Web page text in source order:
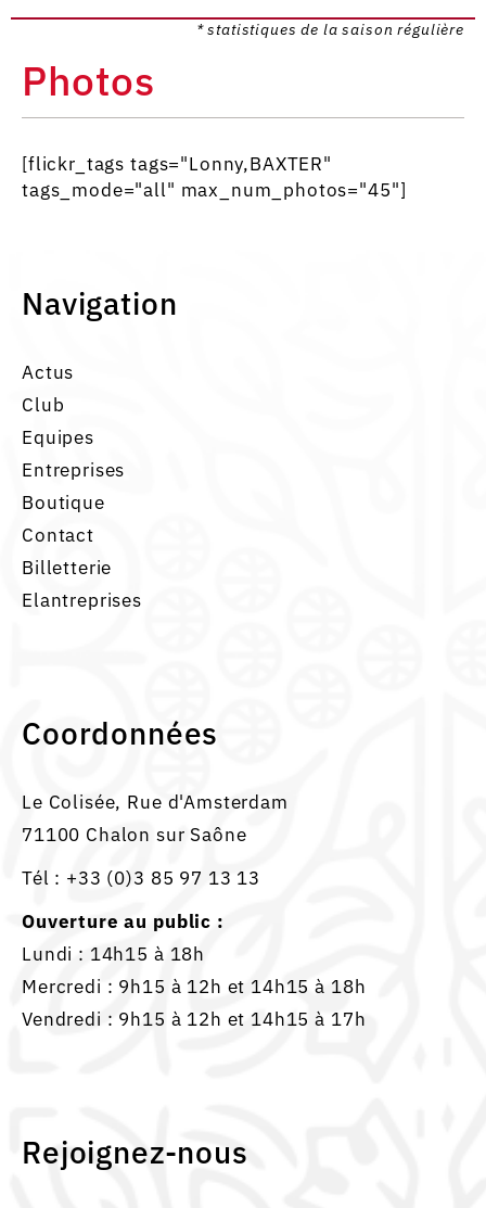
* statistiques de la saison régulière
Photos
[flickr_tags tags="Lonny,BAXTER"
tags_mode="all" max_num_photos="45"]
Navigation
Actus
Club
Equipes
Entreprises
Boutique
Contact
Billetterie
Elantreprises
Coordonnées
Le Colisée, Rue d'Amsterdam
71100 Chalon sur Saône
Tél : +33 (0)3 85 97 13 13
Ouverture au public :
Lundi : 14h15 à 18h
Mercredi : 9h15 à 12h et 14h15 à 18h
Vendredi : 9h15 à 12h et 14h15 à 17h
Rejoignez-nous